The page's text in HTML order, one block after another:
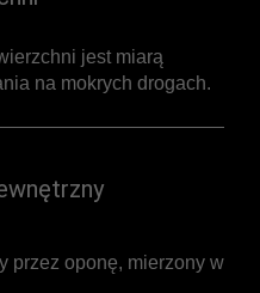
jest miarą
na mokrych drogach.
przez oponę, mierzony w